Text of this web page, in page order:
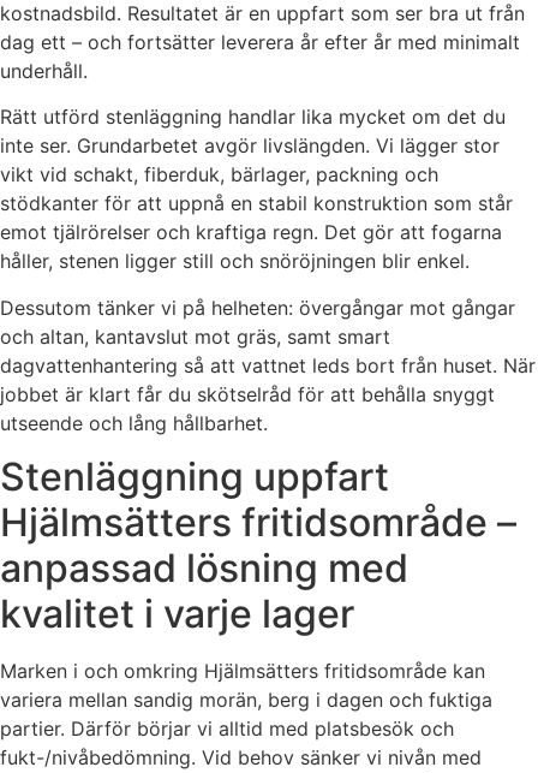
kostnadsbild. Resultatet är en uppfart som ser bra ut från
dag ett – och fortsätter leverera år efter år med minimalt
underhåll.
Rätt utförd stenläggning handlar lika mycket om det du
inte ser. Grundarbetet avgör livslängden. Vi lägger stor
vikt vid schakt, fiberduk, bärlager, packning och
stödkanter för att uppnå en stabil konstruktion som står
emot tjälrörelser och kraftiga regn. Det gör att fogarna
håller, stenen ligger still och snöröjningen blir enkel.
Dessutom tänker vi på helheten: övergångar mot gångar
och altan, kantavslut mot gräs, samt smart
dagvattenhantering så att vattnet leds bort från huset. När
jobbet är klart får du skötselråd för att behålla snyggt
utseende och lång hållbarhet.
Stenläggning uppfart
Hjälmsätters fritidsområde –
anpassad lösning med
kvalitet i varje lager
Marken i och omkring Hjälmsätters fritidsområde kan
variera mellan sandig morän, berg i dagen och fuktiga
partier. Därför börjar vi alltid med platsbesök och
fukt-/nivåbedömning. Vid behov sänker vi nivån med